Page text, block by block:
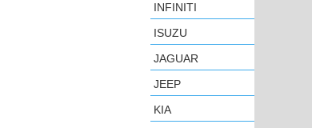
INFINITI
ISUZU
JAGUAR
JEEP
KIA